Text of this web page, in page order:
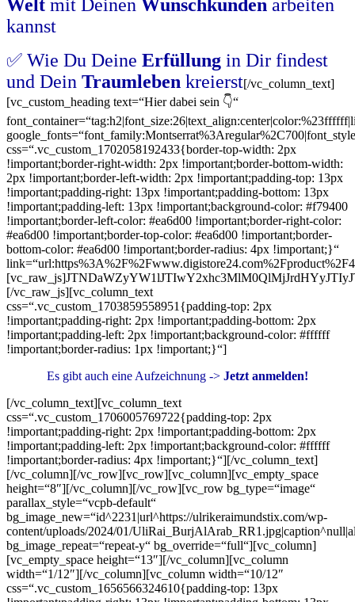
Welt mit Deinen Wunschkunden arbeiten
kannst
✅ Wie Du Deine Erfüllung in Dir findest
und Dein Traumleben kreierst[/vc_column_text]
[vc_custom_heading text=“Hier dabei sein 👇“
css=“.vc_custom_1702058192433{border-top-width: 2px
!important;border-right-width: 2px !important;border-bottom-width:
2px !important;border-left-width: 2px !important;padding-top: 13px
!important;padding-right: 13px !important;padding-bottom: 13px
!important;padding-left: 13px !important;background-color: #f79400
!important;border-left-color: #ea6d00 !important;border-right-color:
#ea6d00 !important;border-top-color: #ea6d00 !important;border-
bottom-color: #ea6d00 !important;border-radius: 4px !important;}“
[/vc_raw_js][vc_column_text
css=“.vc_custom_1703859558951{padding-top: 2px
!important;padding-right: 2px !important;padding-bottom: 2px
!important;padding-left: 2px !important;background-color: #ffffff
!important;border-radius: 1px !important;}“]
Es gibt auch eine Aufzeichnung -> Jetzt anmelden!
[/vc_column_text][vc_column_text
css=“.vc_custom_1706005769722{padding-top: 2px
!important;padding-right: 2px !important;padding-bottom: 2px
!important;padding-left: 2px !important;background-color: #ffffff
!important;border-radius: 4px !important;}“][/vc_column_text]
[/vc_column][/vc_row][vc_row][vc_column][vc_empty_space
height=“8″][/vc_column][/vc_row][vc_row bg_type=“image“
parallax_style=“vcpb-default“
bg_image_new=“id^2231|url^https://ulrikeraimundstix.com/wp-
content/uploads/2024/01/
bg_image_repeat=“repeat-y“ bg_override=“full“][vc_column]
[vc_empty_space height=“13″][/vc_column][vc_column
width=“1/12″][/vc_column][vc_column width=“10/12″
css=“.vc_custom_1656566324610{padding-top: 13px